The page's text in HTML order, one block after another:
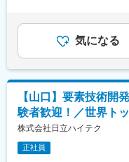
■組織構成
各営業所営業・サー
す。
エリアごとに営業と
ます。
■当社の魅力
・中国エリアに30拠
・創業1976年から中
・役職別・社歴別の
・定期メンテナンス
・突発的な修理対応(
★この仕事が続けや
・出張なし／担当エ
・夜間対応ほとんど
・設置・納品工事は
・個人携帯番号の開示
＞有＜残業手当＞有
月・12月) 計5ヶ月
円、運転手当3,500円
12,000円支給固定残
か月後の本配属日か
はあくまでも目安の
あります。月給(月額
気になる
【山口】要素技術開
験者歓迎！／世界ト
株式会社日立ハイテク
正社員